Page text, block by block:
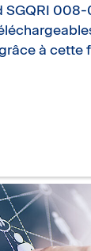
SGQRI
à cette